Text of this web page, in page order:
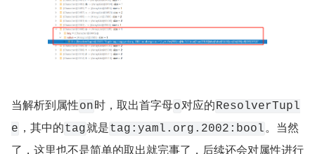
当解析到属性on时，取出首字母o对应的ResolverTupl
e ，其中的tag就是tag:yaml.org.2002:bool。当然
了，这里也不是简单的取出就完事了，后续还会对属性进行